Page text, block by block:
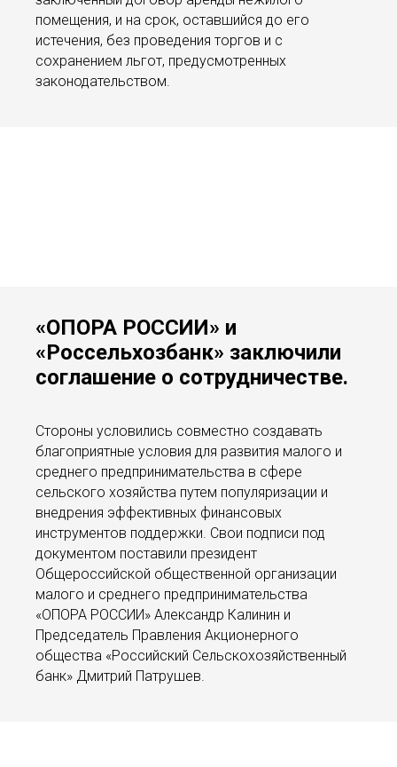
помещения, и на срок, оставшийся до его
истечения, без проведения торгов и с
сохранением льгот, предусмотренных
законодательством.
«ОПОРА РОССИИ» и
«Россельхозбанк» заключили
соглашение о сотрудничестве.
Стороны условились совместно создавать
благоприятные условия для развития малого и
среднего предпринимательства в сфере
сельского хозяйства путем популяризации и
внедрения эффективных финансовых
инструментов поддержки. Свои подписи под
документом поставили президент
Общероссийской общественной организации
малого и среднего предпринимательства
«ОПОРА РОССИИ» Александр Калинин и
Председатель Правления Акционерного
общества «Российский Сельскохозяйственный
банк» Дмитрий Патрушев.